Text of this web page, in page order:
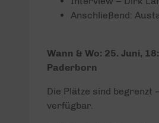
Anschließend:
Wann & Wo: 25. Juni,
Paderborn
Die Plätze sind
verfügbar.